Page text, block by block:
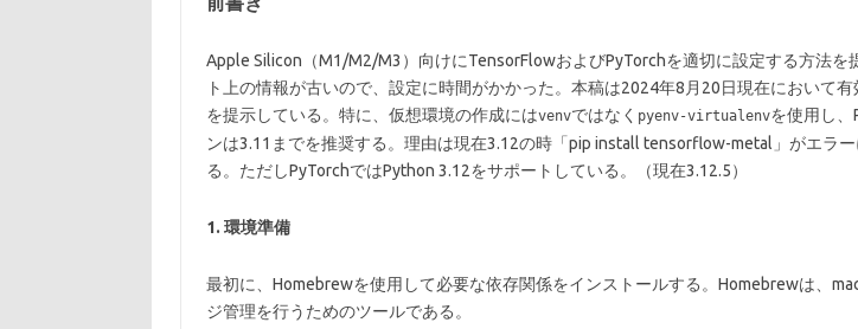
Apple Silicon（M1/M2/M3）向けにTensorFlowおよびPyTorchを適切に設定する方法を
ト上の情報が古いので、設定に時間がかかった。本稿は2024年8月20日現在において
を提示している。特に、仮想環境の作成にはvenvではなく pyenv-virtualenvを使用し、
ンは3.11までを推奨する。理由は現在3.12の時「pip install tensorflow-metal」がエラ
る。ただしPyTorchではPython 3.12をサポートしている。（現在3.12.5）
1. 環境準備
最初に、Homebrewを使用して必要な依存関係をインストールする。Homebrewは、
ジ管理を行うためのツールである。